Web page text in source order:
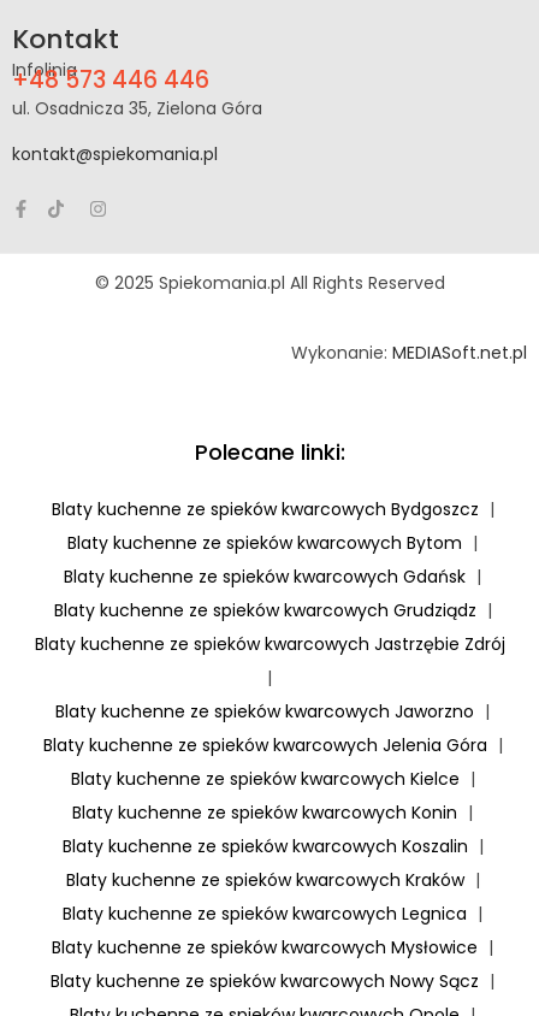
Kontakt
Infolinia
+48 573 446 446
ul. Osadnicza 35, Zielona Góra
kontakt@spiekomania.pl
© 2025 Spiekomania.pl All Rights Reserved
Wykonanie: MEDIASoft.net.pl
Polecane linki:
Blaty kuchenne ze spieków kwarcowych Bydgoszcz |
Blaty kuchenne ze spieków kwarcowych Bytom |
Blaty kuchenne ze spieków kwarcowych Gdańsk |
Blaty kuchenne ze spieków kwarcowych Grudziądz |
Blaty kuchenne ze spieków kwarcowych Jastrzębie Zdrój
|
Blaty kuchenne ze spieków kwarcowych Jaworzno |
Blaty kuchenne ze spieków kwarcowych Jelenia Góra |
Blaty kuchenne ze spieków kwarcowych Kielce |
Blaty kuchenne ze spieków kwarcowych Konin |
Blaty kuchenne ze spieków kwarcowych Koszalin |
Blaty kuchenne ze spieków kwarcowych Kraków |
Blaty kuchenne ze spieków kwarcowych Legnica |
Blaty kuchenne ze spieków kwarcowych Mysłowice |
Blaty kuchenne ze spieków kwarcowych Nowy Sącz |